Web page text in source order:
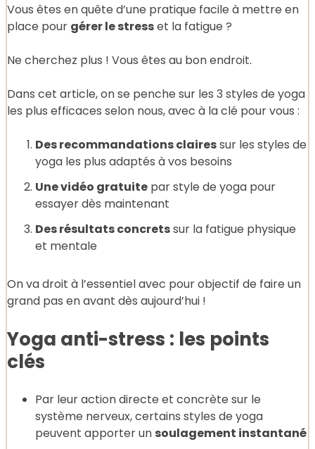
Vous êtes en quête d’une pratique facile à mettre en
place pour gérer le stresset la fatigue ?
Ne cherchez plus ! Vous êtes au bon endroit.
Dans cet article, on se penche sur les 3 styles de yoga
les plus efficaces selon nous, avec à la clé pour vous :
Des recommandations clairessur les styles de
yoga les plus adaptés à vos besoins
Une vidéo gratuite par style de yoga pour
essayer dès maintenant
Des résultats concretssur la fatigue physique
et mentale
On va droit à l’essentiel avec pour objectif de faire un
grand pas en avant dès aujourd’hui !
Yoga anti-stress : les points
clés
Par leur action directe et concrète sur le
système nerveux, certains styles de yoga
peuvent apporter un soulagement instantané